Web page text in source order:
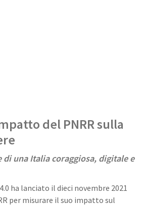
del PNRR sulla
di una Italia coraggiosa, digitale e
ha lanciato il dieci novembre 2021
per misurare il suo impatto sul